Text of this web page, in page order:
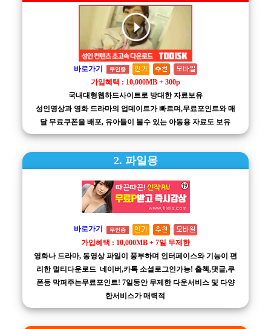
바로가기 무인증
가입혜택 : 10,000MB + 300p
국내대형웹하드사이트로 방대한 자료보유
성인영상과 영화 드라마의 업데이트가 빠르며,무료포인트와 매
달 무료쿠폰을 배포, 유아들이 볼수 있는 아동용 자료도 보유
2. 파일몽
바로가기 무인증
가입혜택 : 10,000MB + 7일 무제한
영화나 드라마, 동영상 파일이 풍부하며 인터페이스와 기능이 편
리한 멀티다운로드 네이버,카톡 소셜로그인가능! 출첵,댓글,쿠
폰등 막퍼주는무료포인트! 7일동안 무제한 다운서비스 및 다양
한서비스가 매력적